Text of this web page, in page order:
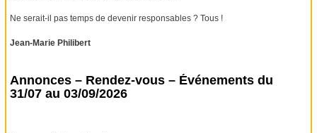
Ne serait-il pas temps de devenir responsables ? Tous !
Jean-Marie Philibert
Annonces – Rendez-vous – Événements du
31/07 au 03/09/2026